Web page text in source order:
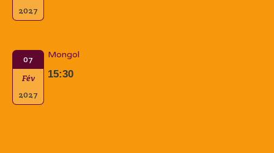
2027
07
Fév
2027
Mongol
15:30